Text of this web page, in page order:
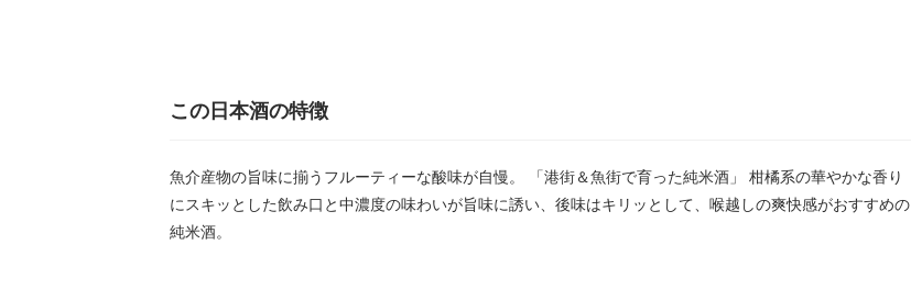
この日本酒の特徴
魚介産物の旨味に揃うフルーティーな酸味が自慢。 「港街＆魚街で育った純米酒」 柑橘系の華やかな香り
にスキッとした飲み口と中濃度の味わいが旨味に誘い、後味はキリッとして、喉越しの爽快感がおすすめの
純米酒。